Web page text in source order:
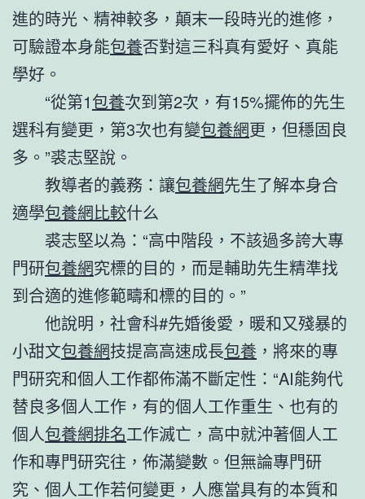
進的時光、精神較多，顛末一段時光的進修，
可驗證本身能包養否對這三科真有愛好、真能
學好。
“從第1包養次到第2次，有15%擺佈的先生
選科有變更，第3次也有變包養網更，但穩固良
多。”裘志堅說。
教導者的義務：讓包養網先生了解本身合
適學包養網比較什么
裘志堅以為：“高中階段，不該過多誇大專
門研包養網究標的目的，而是輔助先生精準找
到合適的進修範疇和標的目的。”
他說明，社會科#先婚後愛，暖和又殘暴的
小甜文包養網技提高高速成長包養 ，將來的專
門研究和個人工作都佈滿不斷定性：“AI能夠代
替良多個人工作，有的個人工作重生、也有的
個人包養網排名工作滅亡，高中就沖著個人工
作和專門研究往，佈滿變數。但無論專門研
究、個人工作若何變更，人應當具有的本質和